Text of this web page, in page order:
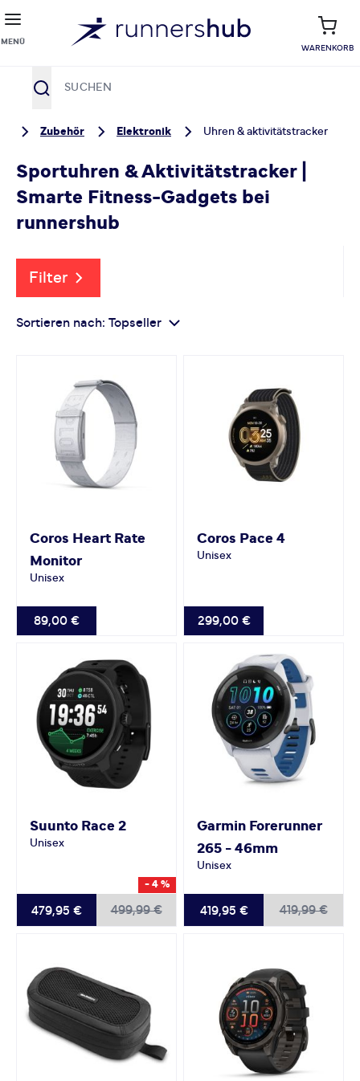
MENÜ
WARENKORB
Zubehör Elektronik Uhren & aktivitätstracker
Sportuhren & Aktivitätstracker |
Smarte Fitness-Gadgets bei
runnershub
Filter
Sortieren nach: Topseller
Coros Heart Rate
Monitor
Unisex
89,00 €
Coros Pace 4
Unisex
299,00 €
- 4 %
Suunto Race 2
Unisex
479,95 € 499,99 €
Garmin Forerunner
265 - 46mm
Unisex
419,95 € 419,99 €